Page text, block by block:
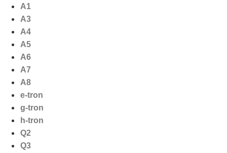
naar
inhoud
A1
A3
A4
A5
A6
A7
A8
e-tron
g-tron
h-tron
Q2
Q3